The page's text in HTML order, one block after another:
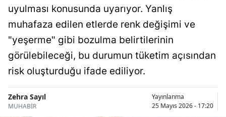
Balıkesir
Bilecik
Bolu
Burdur
uyulması konusunda uyarıyor. Yanlış
muhafaza edilen etlerde renk değişimi ve
"yeşerme" gibi bozulma belirtilerinin
görülebileceği, bu durumun tüketim açısından
risk oluşturduğu ifade ediliyor.
Zehra Sayıl
MUHABİR
Yayınlanma
25 Mayıs 2026 - 17:20